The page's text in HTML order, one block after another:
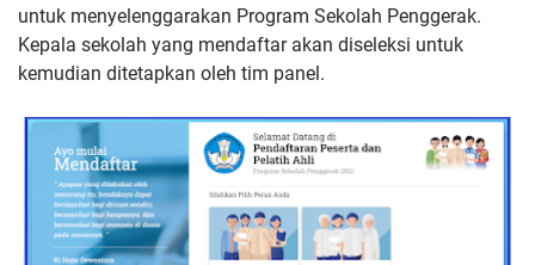
untuk menyelenggarakan Program Sekolah Penggerak.
Kepala sekolah yang mendaftar akan diseleksi untuk
kemudian ditetapkan oleh tim panel.